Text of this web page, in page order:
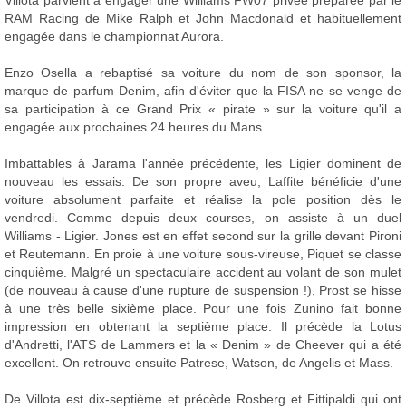
RAM Racing de Mike Ralph et John Macdonald et habituellement
engagée dans le championnat Aurora.
Enzo Osella a rebaptisé sa voiture du nom de son sponsor, la
marque de parfum Denim, afin d'éviter que la FISA ne se venge de
sa participation à ce Grand Prix « pirate » sur la voiture qu'il a
engagée aux prochaines 24 heures du Mans.
Imbattables à Jarama l'année précédente, les Ligier dominent de
nouveau les essais. De son propre aveu, Laffite bénéficie d'une
voiture absolument parfaite et réalise la pole position dès le
vendredi. Comme depuis deux courses, on assiste à un duel
Williams - Ligier. Jones est en effet second sur la grille devant Pironi
et Reutemann. En proie à une voiture sous-vireuse, Piquet se classe
cinquième. Malgré un spectaculaire accident au volant de son mulet
(de nouveau à cause d'une rupture de suspension !), Prost se hisse
à une très belle sixième place. Pour une fois Zunino fait bonne
impression en obtenant la septième place. Il précède la Lotus
d'Andretti, l'ATS de Lammers et la « Denim » de Cheever qui a été
excellent. On retrouve ensuite Patrese, Watson, de Angelis et Mass.
De Villota est dix-septième et précède Rosberg et Fittipaldi qui ont